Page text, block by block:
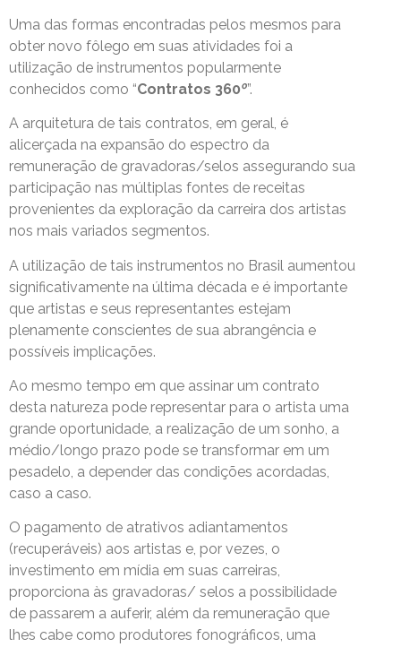
Uma das formas encontradas pelos mesmos para
obter novo fôlego em suas atividades foi a
utilização de instrumentos popularmente
conhecidos como “Contratos 360º”.
A arquitetura de tais contratos, em geral, é
alicerçada na expansão do espectro da
remuneração de gravadoras/selos assegurando sua
participação nas múltiplas fontes de receitas
provenientes da exploração da carreira dos artistas
nos mais variados segmentos.
A utilização de tais instrumentos no Brasil aumentou
significativamente na última década e é importante
que artistas e seus representantes estejam
plenamente conscientes de sua abrangência e
possíveis implicações.
Ao mesmo tempo em que assinar um contrato
desta natureza pode representar para o artista uma
grande oportunidade, a realização de um sonho, a
médio/longo prazo pode se transformar em um
pesadelo, a depender das condições acordadas,
caso a caso.
O pagamento de atrativos adiantamentos
(recuperáveis) aos artistas e, por vezes, o
investimento em mídia em suas carreiras,
proporciona às gravadoras/ selos a possibilidade
de passarem a auferir, além da remuneração que
lhes cabe como produtores fonográficos, uma